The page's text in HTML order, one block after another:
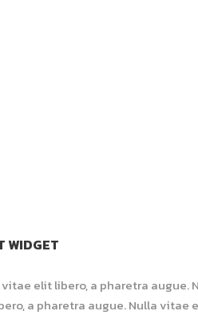
WIDGET
elit libero, a pharetra augue.
a pharetra augue. Nulla vitae